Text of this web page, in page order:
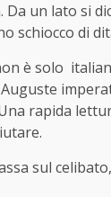
un lato si
schiocco di
è solo
rapida
sul